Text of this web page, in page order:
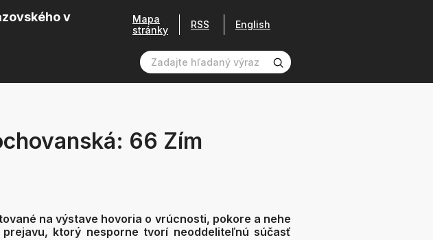
v
Mapa
stránky
RSS English
66 Zím
na výstave hovoria o vrúcnosti, pokore a nehe
ktorý nesporne tvorí neoddeliteľnú súčasť